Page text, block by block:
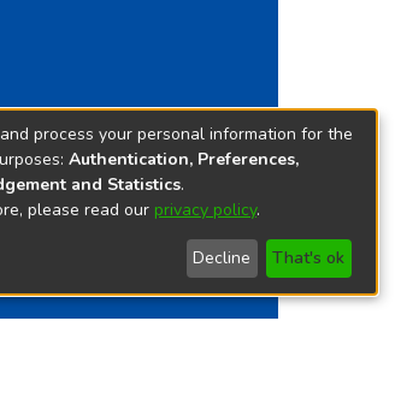
de repositorio.ins.gob.pe
License
process your personal information for the
Authentication, Preferences,
and Statistics.
please read our privacy policy.
Decline That's ok